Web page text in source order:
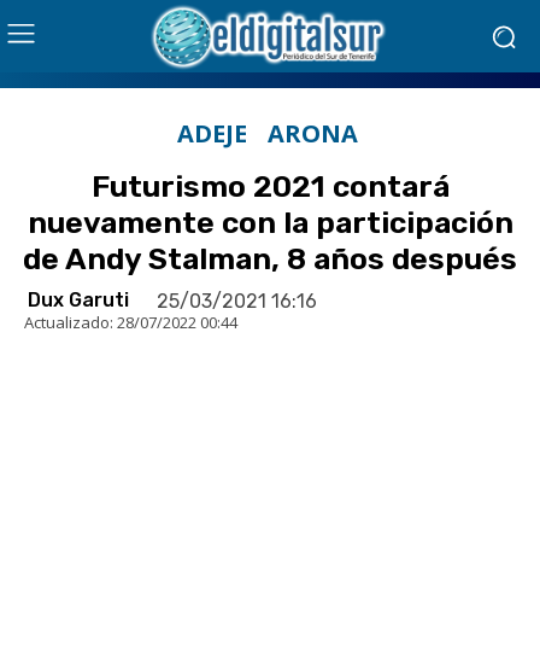
ADEJE ARONA
Futurismo 2021 contará
nuevamente con la participación
de Andy Stalman, 8 años después
Dux Garuti 25/03/2021 16:16
Actualizado: 28/07/2022 00:44